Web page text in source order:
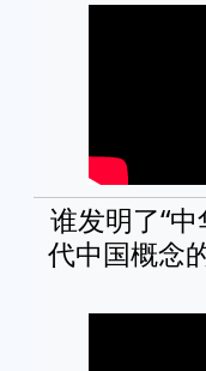
谁发明了“
代中国概念